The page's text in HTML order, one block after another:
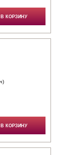
В КОРЗИНУ
В КОРЗИНУ